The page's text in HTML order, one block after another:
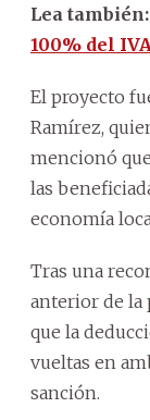
Lea también:
100% del
El proyecto
Ramírez,
mencionó
las
economía
Tras una
anterior de la
que la
vueltas en
sanción.